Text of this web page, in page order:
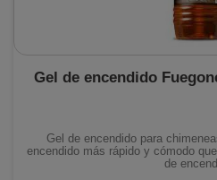
Gel de encendido
Gel de encendido para
encendido más rápido y cómodo
de